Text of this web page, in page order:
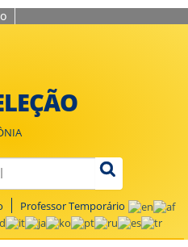
Professor Temporário